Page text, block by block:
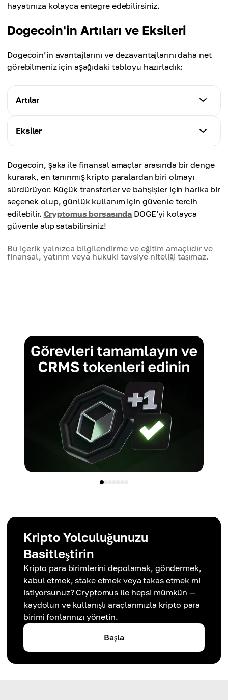
hayatınıza kolayca entegre edebilirsiniz.
Dogecoin'in Artıları ve Eksileri
Dogecoin’in avantajlarını ve dezavantajlarını daha net
görebilmeniz için aşağıdaki tabloyu hazırladık:
Artılar
Nitelikler
- Aktif ve dost canlısı topluluk.
- Ödeme yöntemi olarak geniş kabul (Tesla, AMC,
Newegg, vb.).
- Elon Musk ve Snoop Dogg gibi ünlülerin desteği.
Eksiler
- Sınırsız arz, değeri düşürebilir.
- Yüksek volatilite.
- Daha gelişmiş blockchain’lere kıyasla sınırlı
kullanım alanı.
- Ciddi bir gelişim hedefi yok (ilk başta şaka olarak
yaratıldı).
Dogecoin, şaka ile finansal amaçlar arasında bir denge
kurarak, en tanınmış kripto paralardan biri olmayı
sürdürüyor. Küçük transferler ve bahşişler için harika bir
seçenek olup, günlük kullanım için güvenle tercih
edilebilir. Cryptomus borsasında DOGE’yi kolayca
güvenle alıp satabilirsiniz!
Bu içerik yalnızca bilgilendirme ve eğitim amaçlıdır ve
finansal, yatırım veya hukuki tavsiye niteliği taşımaz.
Kripto Yolculuğunuzu
Basitleştirin
Kripto para birimlerini depolamak, göndermek,
kabul etmek, stake etmek veya takas etmek mi
istiyorsunuz? Cryptomus ile hepsi mümkün —
kaydolun ve kullanışlı araçlarımızla kripto para
birimi fonlarınızı yönetin.
Başla